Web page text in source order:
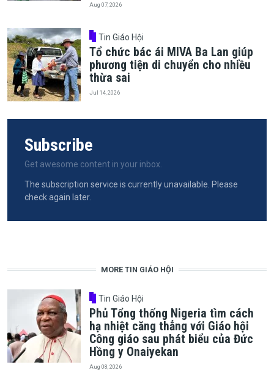
Aug 07, 2026
Tin Giáo Hội
Tổ chức bác ái MIVA Ba Lan giúp
phương tiện di chuyển cho nhiều
thừa sai
Jul 14, 2026
Subscribe
Get awesome content in your inbox.
The subscription service is currently unavailable. Please
check again later.
MORE TIN GIÁO HỘI
Tin Giáo Hội
Phủ Tổng thống Nigeria tìm cách
hạ nhiệt căng thẳng với Giáo hội
Công giáo sau phát biểu của Đức
Hồng y Onaiyekan
Aug 08, 2026